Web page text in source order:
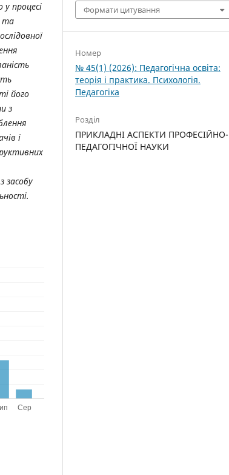
процесі
та
його
з
і
засобу
Формати цитування
Номер
№ 45(1) (2026): Педагогічна освіта:
теорія і практика. Психологія.
Педагогіка
Розділ
ПРИКЛАДНІ АСПЕКТИ ПРОФЕСІЙНО-
ПЕДАГОГІЧНОЇ НАУКИ